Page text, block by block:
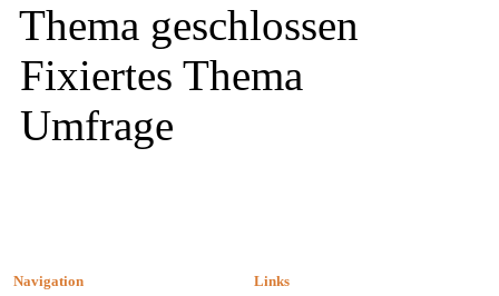
Thema geschlossen
Fixiertes Thema
Umfrage
Navigation Links